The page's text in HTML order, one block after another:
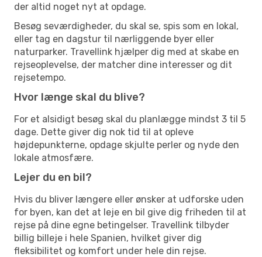
der altid noget nyt at opdage.
Besøg seværdigheder, du skal se, spis som en lokal,
eller tag en dagstur til nærliggende byer eller
naturparker. Travellink hjælper dig med at skabe en
rejseoplevelse, der matcher dine interesser og dit
rejsetempo.
Hvor længe skal du blive?
For et alsidigt besøg skal du planlægge mindst 3 til 5
dage. Dette giver dig nok tid til at opleve
højdepunkterne, opdage skjulte perler og nyde den
lokale atmosfære.
Lejer du en bil?
Hvis du bliver længere eller ønsker at udforske uden
for byen, kan det at leje en bil give dig friheden til at
rejse på dine egne betingelser. Travellink tilbyder
billig billeje i hele Spanien, hvilket giver dig
fleksibilitet og komfort under hele din rejse.